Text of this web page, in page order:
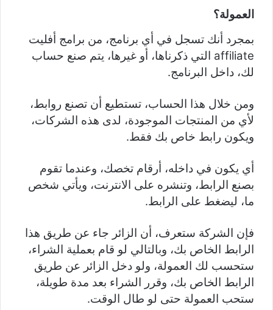
العمولة؟
بمجرد أنك تسجل في أي برنامج، من برامج أفليت
affiliate التي ذكرناها، أو غيرها، يتم صنع حساب
لك، داخل البرنامج.
ومن خلال هذا الحساب، تستطيع أن تصنع روابط،
لأي من المنتجات الموجودة، لدى هذه الشركات،
ويكون رابط خاص بك فقط.
أي يكون في داخله، أرقام تخصك، وعندما تقوم
بصنع الرابط، وتنشره على الانترنت، ويأتي شخص
ما، ليضغط على الرابط.
فإن الشركة ستعرف، أن الزائر جاء عن طريق هذا
الرابط الخاص بك، وبالتالي لو قام بعملية الشراء،
ستحسب لك العمولة، ولو دخل الزائر عن طريق
الرابط الخاص بك، وقرر الشراء بعد مدة طويلة،
ستحب العمولة حتى لو طال الوقت.